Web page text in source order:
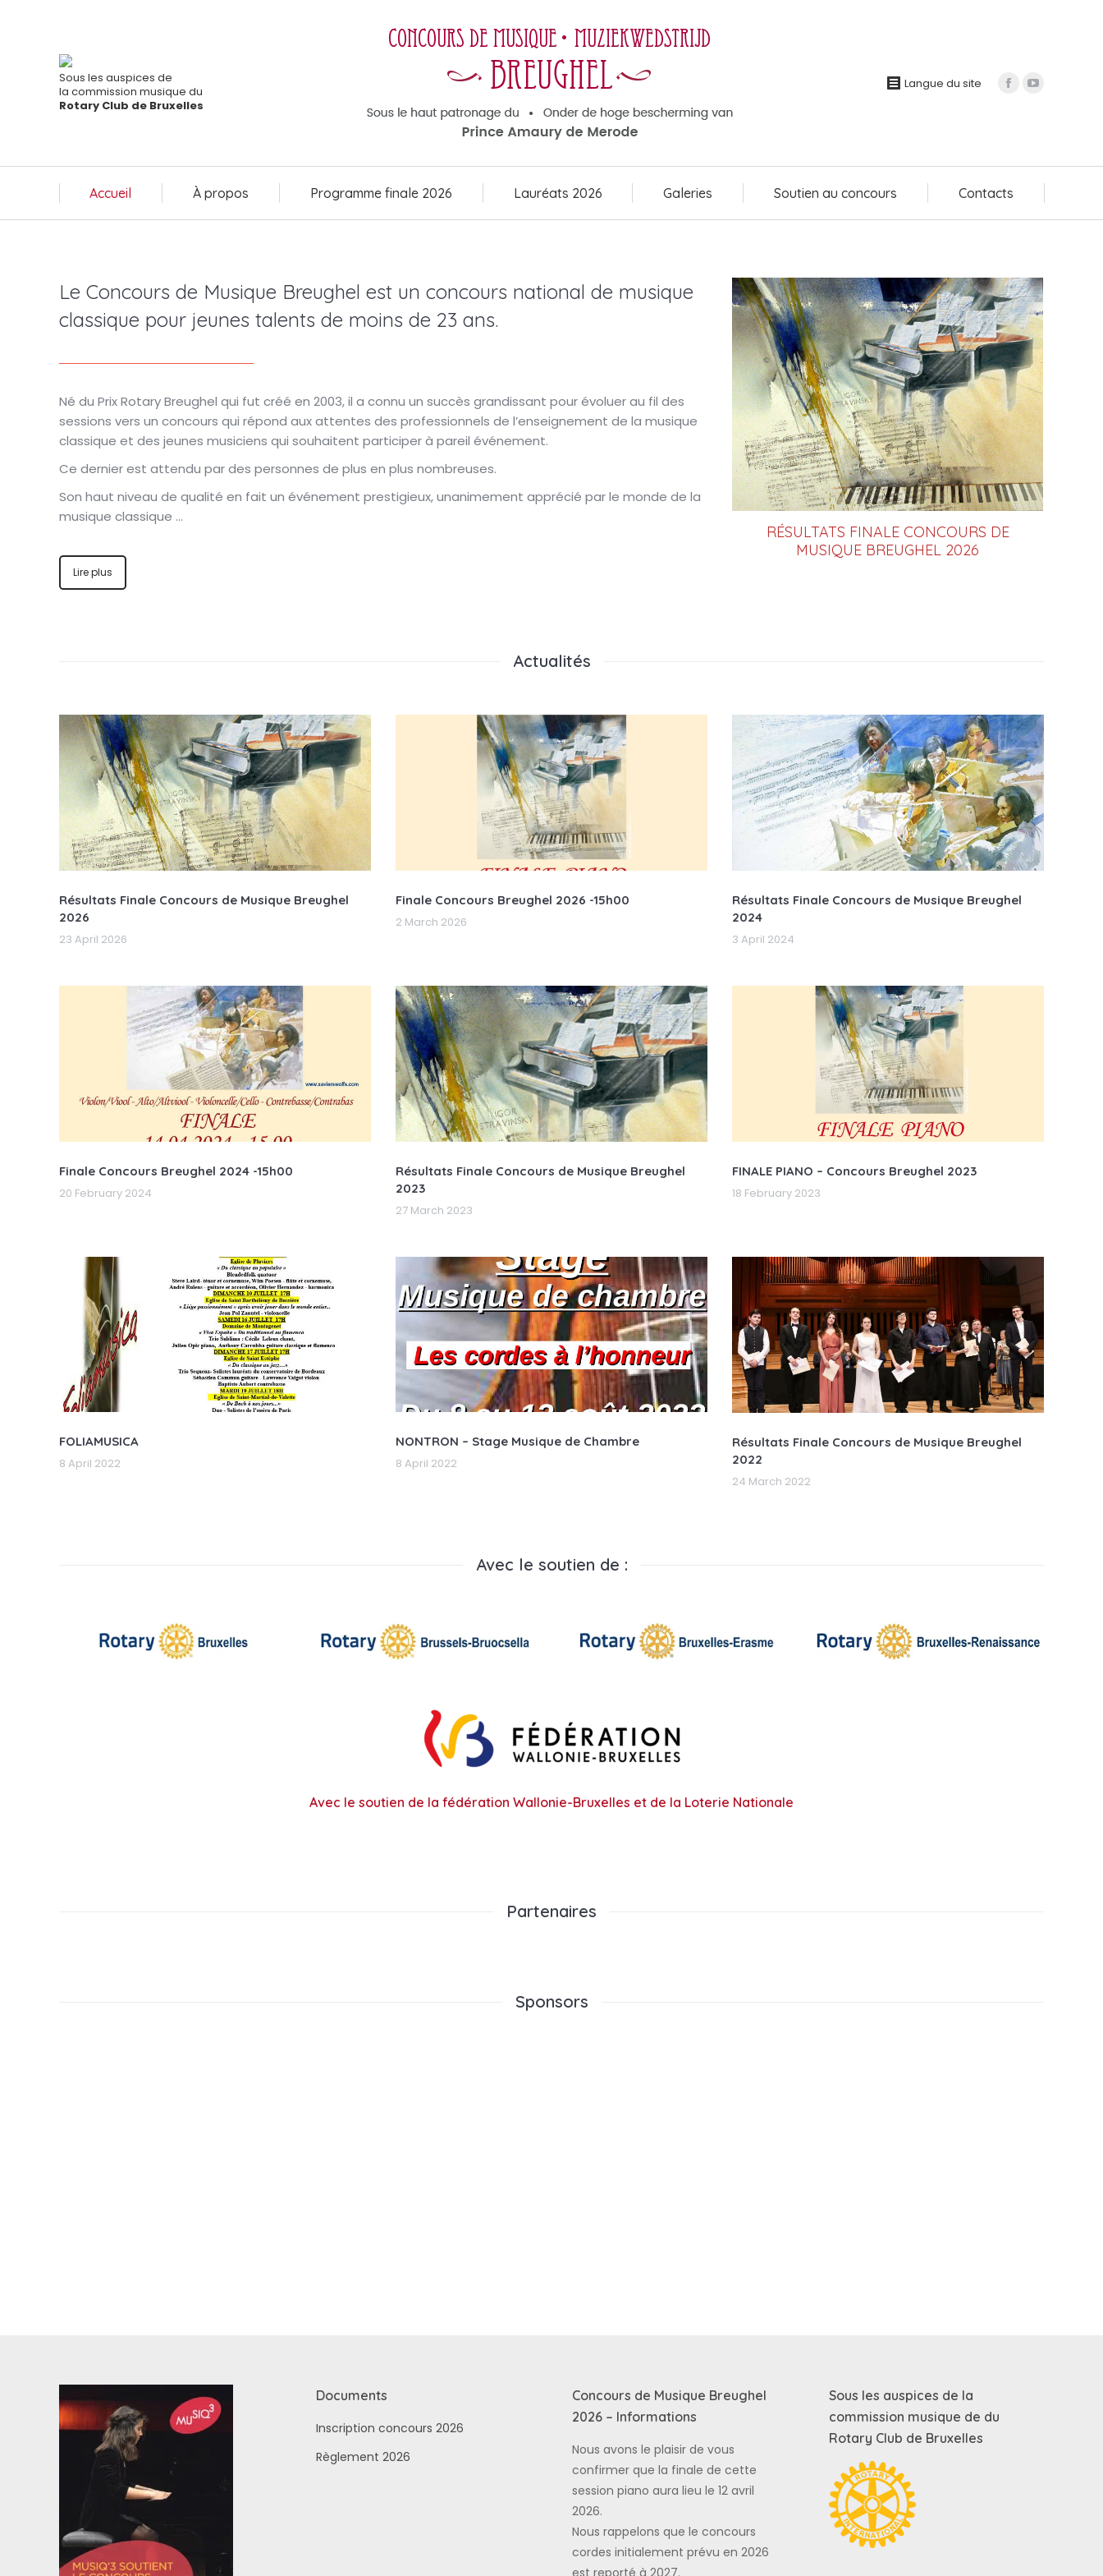
Sous les auspices de
la commission musique du
Rotary Club de Bruxelles
Langue du site
Accueil À propos Programme finale 2026 Lauréats 2026 Galeries Soutien au concours Contacts
Le Concours de Musique Breughel est un concours national de musique
classique pour jeunes talents de moins de 23 ans.
Né du Prix Rotary Breughel qui fut créé en 2003, il a connu un succès grandissant pour évoluer au fil des
sessions vers un concours qui répond aux attentes des professionnels de l’enseignement de la musique
classique et des jeunes musiciens qui souhaitent participer à pareil événement.
Ce dernier est attendu par des personnes de plus en plus nombreuses.
Son haut niveau de qualité en fait un événement prestigieux, unanimement apprécié par le monde de la
musique classique …
Lire plus
RÉSULTATS FINALE CONCOURS DE
MUSIQUE BREUGHEL 2026
Actualités
Résultats Finale Concours de Musique Breughel
2026
23 April 2026
Finale Concours Breughel 2026 -15h00
2 March 2026
Résultats Finale Concours de Musique Breughel
2024
3 April 2024
Finale Concours Breughel 2024 -15h00
20 February 2024
Résultats Finale Concours de Musique Breughel
2023
27 March 2023
FINALE PIANO – Concours Breughel 2023
18 February 2023
FOLIAMUSICA
8 April 2022
NONTRON – Stage Musique de Chambre
8 April 2022
Résultats Finale Concours de Musique Breughel
2022
24 March 2022
Avec le soutien de :
Avec le soutien de la fédération Wallonie-Bruxelles et de la Loterie Nationale
Partenaires
Sponsors
Documents
Inscription concours 2026
Règlement 2026
Concours de Musique Breughel
2026 – Informations
Nous avons le plaisir de vous
confirmer que la finale de cette
session piano aura lieu le 12 avril
2026.
Nous rappelons que le concours
cordes initialement prévu en 2026
est reporté à 2027.
Sous les auspices de la
commission musique de du
Rotary Club de Bruxelles
Programme finale 2026 Lauréats 2026 Galeries